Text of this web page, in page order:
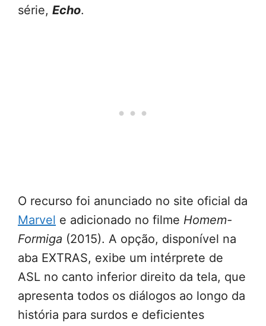
série, Echo.
O recurso foi anunciado no site oficial da
Marvel e adicionado no filme Homem-
Formiga (2015). A opção, disponível na
aba EXTRAS, exibe um intérprete de
ASL no canto inferior direito da tela, que
apresenta todos os diálogos ao longo da
história para surdos e deficientes